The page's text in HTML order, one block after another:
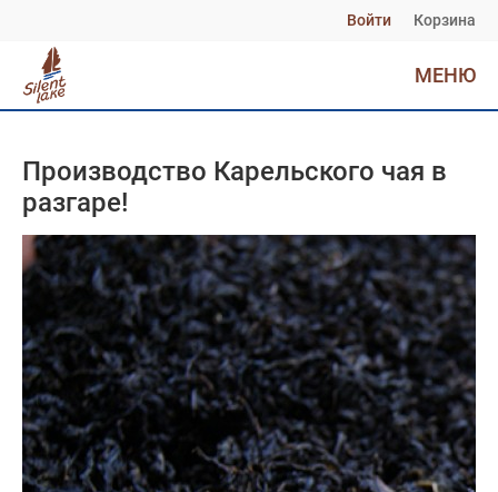
Корзина
Войти
МЕНЮ
Производство Карельского чая в
разгаре!